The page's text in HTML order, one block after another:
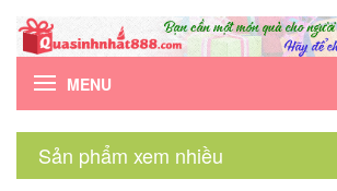
MENU
Sản phẩm xem nhiều